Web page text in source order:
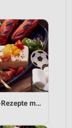
WM-Party-Rezepte mit REWE!